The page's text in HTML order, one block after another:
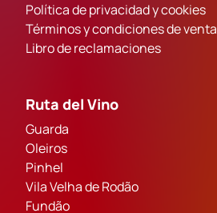
Política de privacidad y cookies
Términos y condiciones de venta
Libro de reclamaciones
Ruta del Vino
Guarda
Oleiros
Pinhel
Vila Velha de Rodão
Fundão